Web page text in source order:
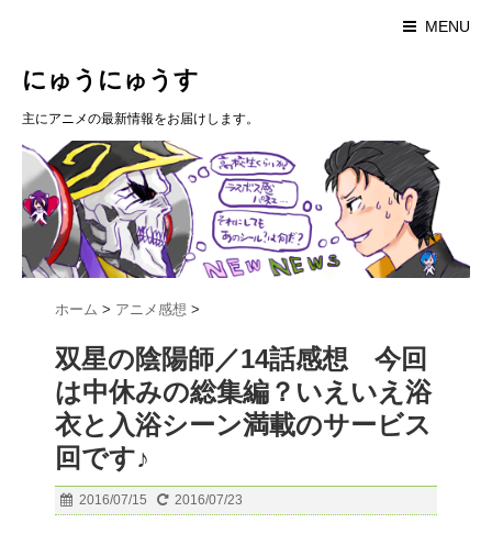
MENU
にゅうにゅうす
主にアニメの最新情報をお届けします。
ホーム > アニメ感想 >
双星の陰陽師／14話感想 今回
は中休みの総集編？いえいえ浴
衣と入浴シーン満載のサービス
回です♪
2016/07/15 2016/07/23